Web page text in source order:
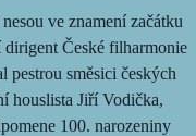
ve znamení začátku
České filharmonie
pestrou směsici českých
houslista Jiří Vodička,
100. narozeniny